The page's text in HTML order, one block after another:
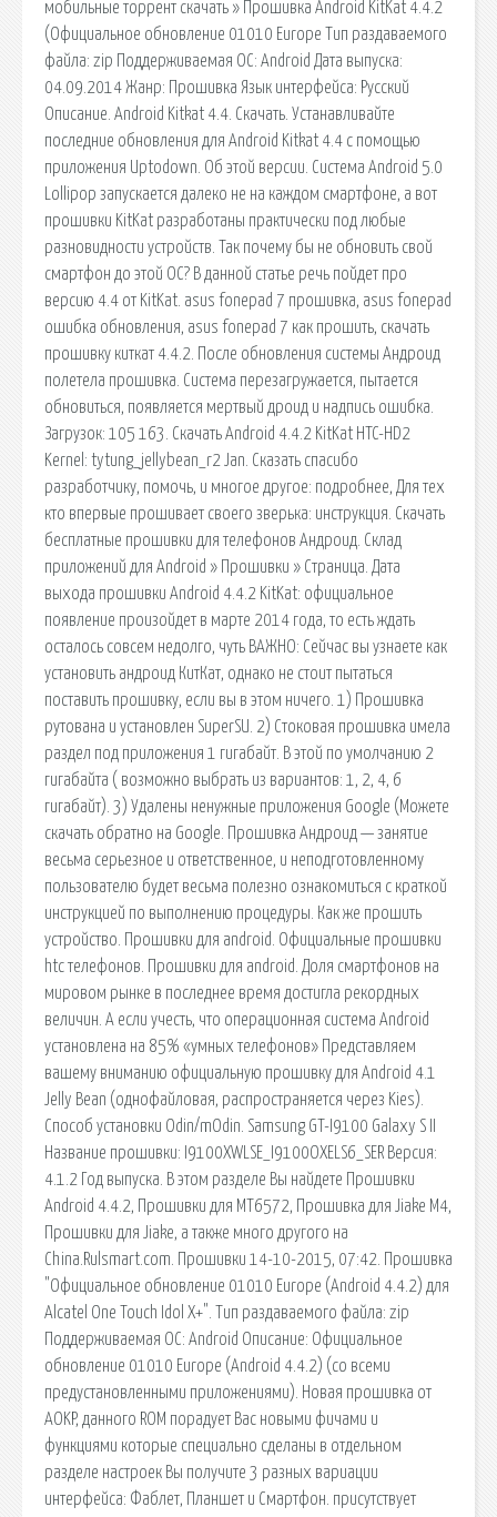
мобильные торрент скачать » Прошивка Android KitKat 4.4.2
(Официальное обновление 01010 Europe Тип раздаваемого
файла: zip Поддерживаемая ОС: Android Дата выпуска:
04.09.2014 Жанр: Прошивка Язык интерфейса: Русский
Описание. Android Kitkat 4.4. Скачать. Устанавливайте
последние обновления для Android Kitkat 4.4 с помощью
приложения Uptodown. Об этой версии. Система Android 5.0
Lollipop запускается далеко не на каждом смартфоне, а вот
прошивки KitKat разработаны практически под любые
разновидности устройств. Так почему бы не обновить свой
смартфон до этой ОС? В данной статье речь пойдет про
версию 4.4 от KitKat. asus fonepad 7 прошивка, asus fonepad
ошибка обновления, asus fonepad 7 как прошить, скачать
прошивку киткат 4.4.2. После обновления системы Андроид
полетела прошивка. Система перезагружается, пытается
обновиться, появляется мертвый дроид и надпись ошибка.
Загрузок: 105 163. Скачать Android 4.4.2 KitKat HTC-HD2
Kernel: tytung_jellybean_r2 Jan. Сказать спасибо
разработчику, помочь, и многое другое: подробнее, Для тех
кто впервые прошивает своего зверька: инструкция. Скачать
бесплатные прошивки для телефонов Андроид. Склад
приложений для Android » Прошивки » Страница. Дата
выхода прошивки Android 4.4.2 KitKat: официальное
появление произойдет в марте 2014 года, то есть ждать
осталось совсем недолго, чуть ВАЖНО: Сейчас вы узнаете как
установить андроид КитКат, однако не стоит пытаться
поставить прошивку, если вы в этом ничего. 1) Прошивка
рутована и установлен SuperSU. 2) Стоковая прошивка имела
раздел под приложения 1 гигабайт. В этой по умолчанию 2
гигабайта ( возможно выбрать из вариантов: 1, 2, 4, 6
гигабайт). 3) Удалены ненужные приложения Google (Можете
скачать обратно на Google. Прошивка Андроид — занятие
весьма серьезное и ответственное, и неподготовленному
пользователю будет весьма полезно ознакомиться с краткой
инструкцией по выполнению процедуры. Как же прошить
устройство. Прошивки для android. Официальные прошивки
htc телефонов. Прошивки для android. Доля смартфонов на
мировом рынке в последнее время достигла рекордных
величин. А если учесть, что операционная система Android
установлена на 85% «умных телефонов» Представляем
вашему вниманию официальную прошивку для Android 4.1
Jelly Bean (однофайловая, распространяется через Kies).
Способ установки Odin/mOdin. Samsung GT-I9100 Galaxy S II
Название прошивки: I9100XWLSE_I9100OXELS6_SER Версия:
4.1.2 Год выпуска. В этом разделе Вы найдете Прошивки
Android 4.4.2, Прошивки для MT6572, Прошивка для Jiake M4,
Прошивки для Jiake, а также много другого на
China.Rulsmart.com. Прошивки 14-10-2015, 07:42. Прошивка
"Официальное обновление 01010 Europe (Android 4.4.2) для
Alcatel One Touch Idol X+". Тип раздаваемого файла: zip
Поддерживаемая ОС: Android Описание: Официальное
обновление 01010 Europe (Android 4.4.2) (со всеми
предустановленными приложениями). Новая прошивка от
AOKP, данного ROM порадует Вас новыми фичами и
функциями которые специально сделаны в отдельном
разделе настроек Вы получите 3 разных вариации
интерфейса: Фаблет, Планшет и Смартфон. присутствует